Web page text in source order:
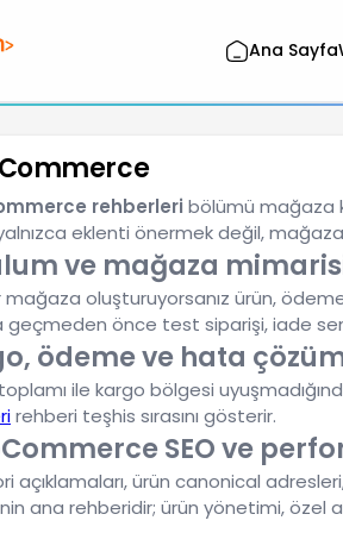
Ana Sayfa
rehberleri bölümü mağaza
eklenti önermek değil,
ve mağaza
mağaza oluşturuyorsanız ürün,
geçmeden önce test siparişi, iade
ödeme ve hata
ile kargo bölgesi
rehberi teşhis sırasını gösterir.
SEO ve
açıklamaları, ürün canonical
ana rehberidir; ürün yönetimi, özel